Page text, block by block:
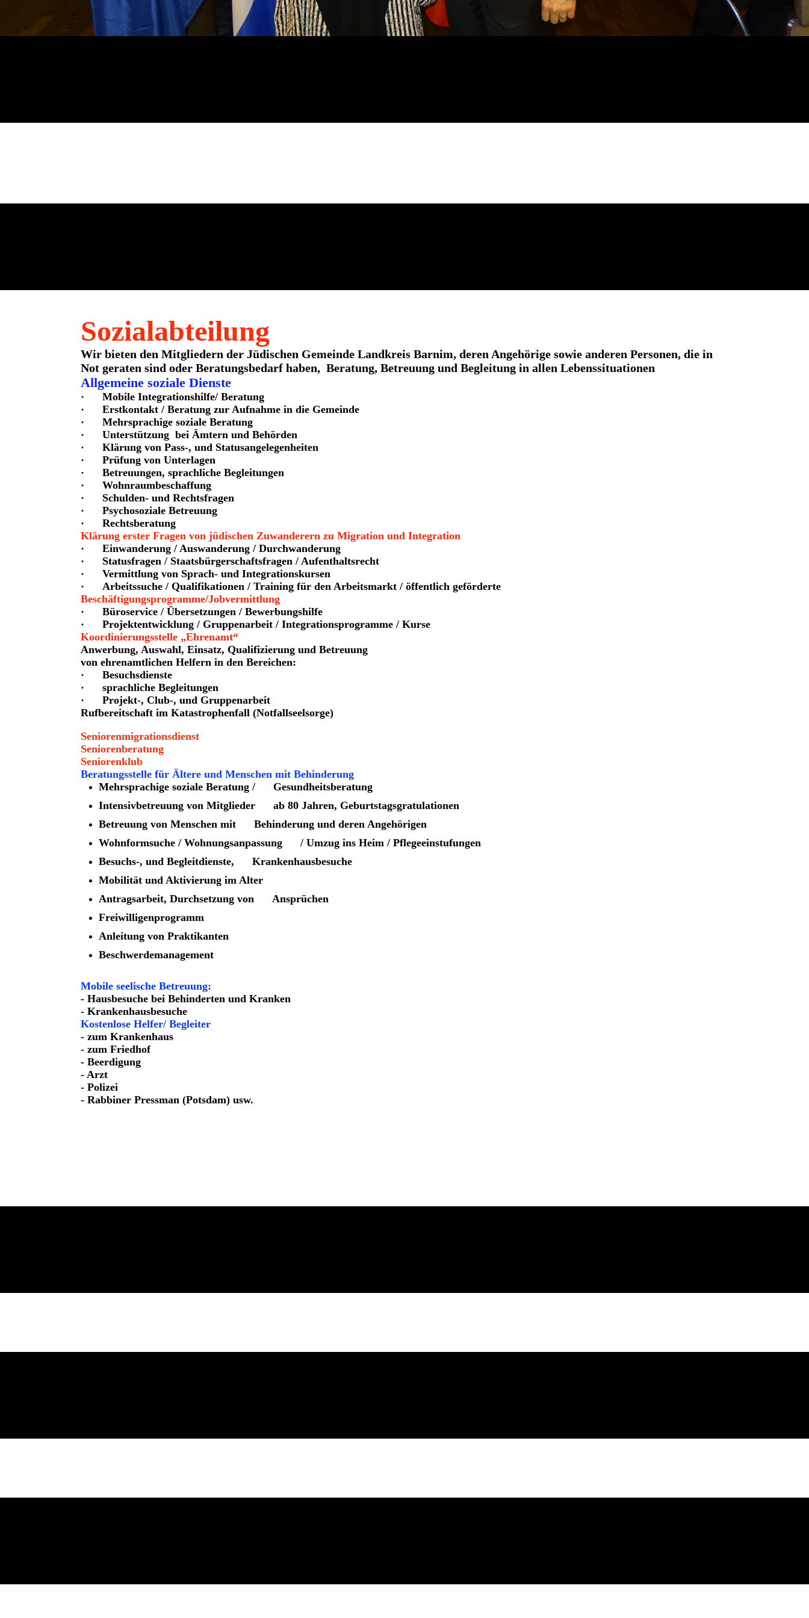
Sozialabteilung
Wir bieten den Mitgliedern der Jüdischen Gemeinde Landkreis Barnim, deren Angehörige sowie anderen Personen, die in
Not geraten sind oder Beratungsbedarf haben, Beratung, Betreuung und Begleitung in allen Lebenssituationen
Allgemeine soziale Dienste
· Mobile Integrationshilfe/ Beratung
· Erstkontakt / Beratung zur Aufnahme in die Gemeinde
· Mehrsprachige soziale Beratung
· Unterstützung bei Ämtern und Behörden
· Klärung von Pass-, und Statusangelegenheiten
· Prüfung von Unterlagen
· Betreuungen, sprachliche Begleitungen
· Wohnraumbeschaffung
· Schulden- und Rechtsfragen
· Psychosoziale Betreuung
· Rechtsberatung
Klärung erster Fragen von jüdischen Zuwanderern zu Migration und Integration
· Einwanderung / Auswanderung / Durchwanderung
· Statusfragen / Staatsbürgerschaftsfragen / Aufenthaltsrecht
· Vermittlung von Sprach- und Integrationskursen
· Arbeitssuche / Qualifikationen / Training für den Arbeitsmarkt / öffentlich geförderte
Beschäftigungsprogramme/Jobvermittlung
· Büroservice / Übersetzungen / Bewerbungshilfe
· Projektentwicklung / Gruppenarbeit / Integrationsprogramme / Kurse
Koordinierungsstelle „Ehrenamt“
Anwerbung, Auswahl, Einsatz, Qualifizierung und Betreuung
von ehrenamtlichen Helfern in den Bereichen:
· Besuchsdienste
· sprachliche Begleitungen
· Projekt-, Club-, und Gruppenarbeit
Rufbereitschaft im Katastrophenfall (Notfallseelsorge)
Seniorenmigrationsdienst
Seniorenberatung
Seniorenklub
Beratungsstelle für Ältere und Menschen mit Behinderung
Mehrsprachige soziale Beratung / Gesundheitsberatung
Intensivbetreuung von Mitglieder ab 80 Jahren, Geburtstagsgratulationen
Betreuung von Menschen mit Behinderung und deren Angehörigen
Wohnformsuche / Wohnungsanpassung / Umzug ins Heim / Pflegeeinstufungen
Besuchs-, und Begleitdienste, Krankenhausbesuche
Mobilität und Aktivierung im Alter
Antragsarbeit, Durchsetzung von Ansprüchen
Freiwilligenprogramm
Anleitung von Praktikanten
Beschwerdemanagement
Mobile seelische Betreuung:
- Hausbesuche bei Behinderten und Kranken
- Krankenhausbesuche
Kostenlose Helfer/ Begleiter
- zum Krankenhaus
- zum Friedhof
- Beerdigung
- Arzt
- Polizei
- Rabbiner Pressman (Potsdam) usw.